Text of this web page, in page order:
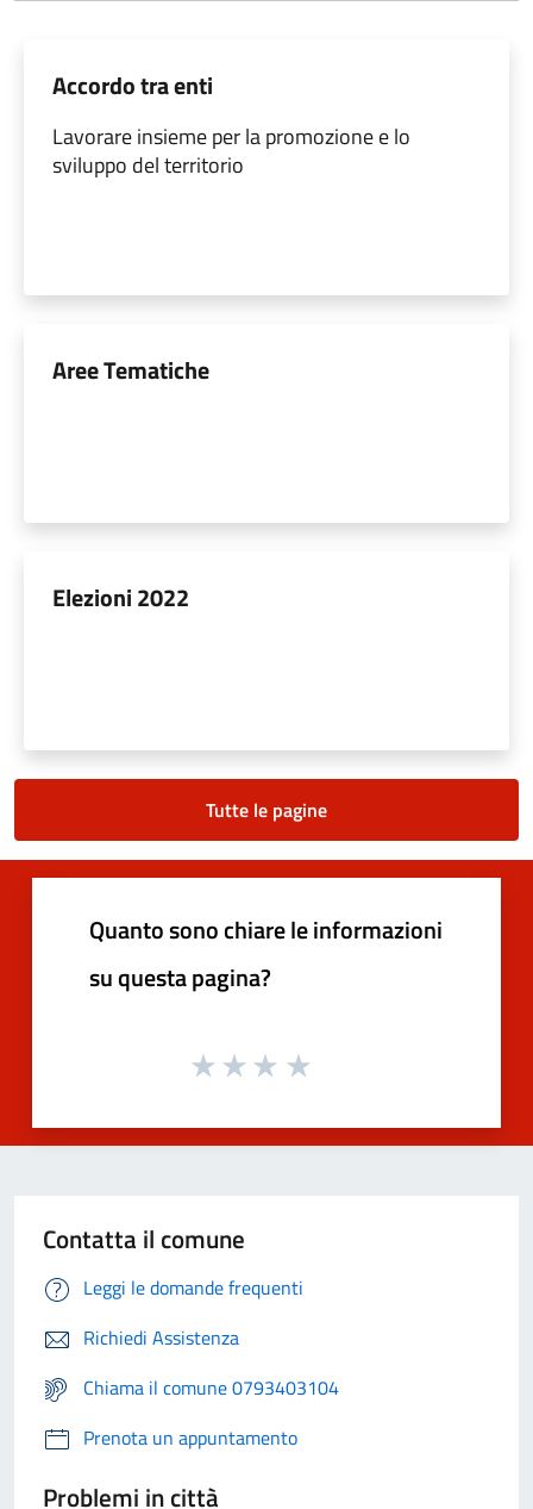
Accordo tra enti
Lavorare insieme per la promozione e lo
sviluppo del territorio
Aree Tematiche
Elezioni 2022
Tutte le pagine
Quanto sono chiare le informazioni
su questa pagina?
Contatta il comune
Leggi le domande frequenti
Richiedi Assistenza
Chiama il comune 0793403104
Prenota un appuntamento
Problemi in città